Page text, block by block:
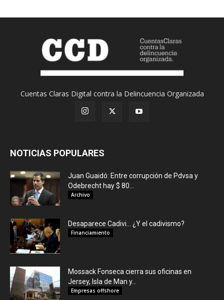
Cuentas Claras Digital contra la Delincuencia Organizada
NOTICIAS POPULARES
Juan Guaidó: Entre corrupción de Pdvsa y
Odebrecht hay $ 80...
Archivo
Desaparece Cadivi… ¿Y el cadivismo?
Financiamiento
Mossack Fonseca cierra sus oficinas en
Jersey, Isla de Man y...
Empresas offshore